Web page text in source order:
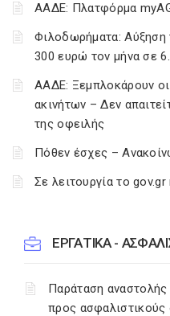
ΑΑΔΕ: Πλατφόρμα
Φιλοδωρήματα:
300 ευρώ τον μήνα σε
ΑΑΔΕ: Ξεμπλοκάρουν
ακινήτων – Δεν
της οφειλής
Πόθεν έσχες –
Σε λειτουργία το
ΕΡΓΑΤΙΚΑ -
Παράταση
προς